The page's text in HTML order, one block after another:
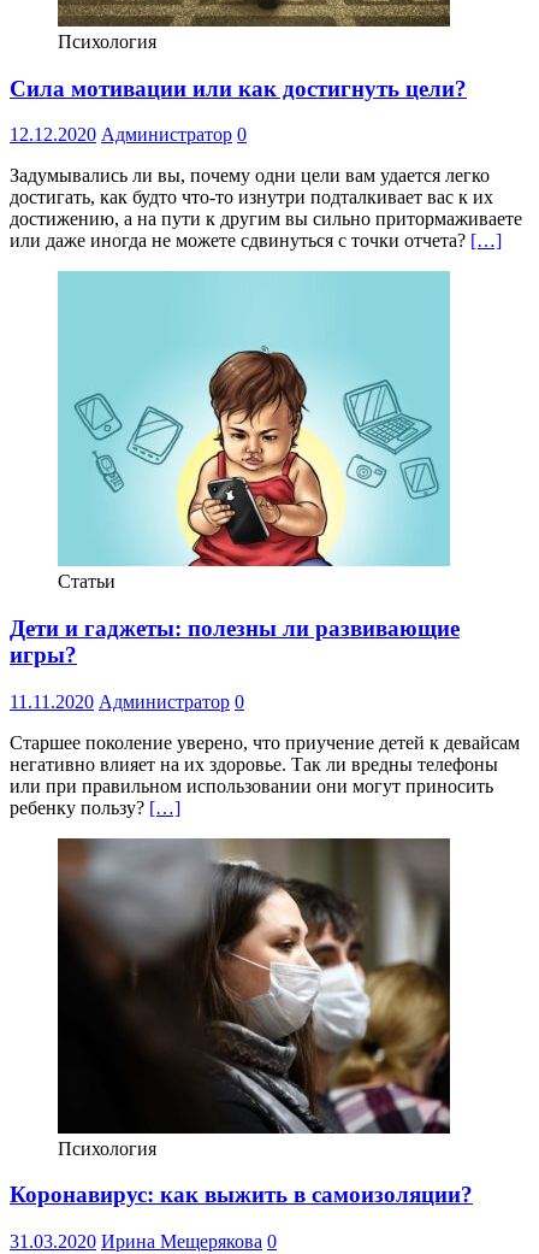
Психология
Сила мотивации или как достигнуть цели?
12.12.2020 Администратор 0
Задумывались ли вы, почему одни цели вам удается легко
достигать, как будто что-то изнутри подталкивает вас к их
достижению, а на пути к другим вы сильно притормаживаете
или даже иногда не можете сдвинуться с точки отчета? […]
Статьи
Дети и гаджеты: полезны ли развивающие
игры?
11.11.2020 Администратор 0
Старшее поколение уверено, что приучение детей к девайсам
негативно влияет на их здоровье. Так ли вредны телефоны
или при правильном использовании они могут приносить
ребенку пользу? […]
Психология
Коронавирус: как выжить в самоизоляции?
31.03.2020 Ирина Мещерякова 0